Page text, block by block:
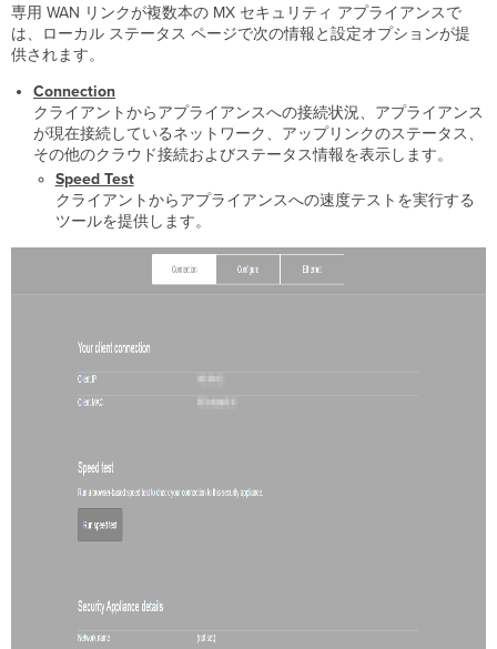
専用 WAN リンクが複数本の MX セキュリティ アプライアンスで
は、ローカル ステータス ページで次の情報と設定オプションが提
供されます。
Connection
クライアントからアプライアンスへの接続状況、アプライアンス
が現在接続しているネットワーク、アップリンクのステータス、
その他のクラウド接続およびステータス情報を表示します。
Speed Test
クライアントからアプライアンスへの速度テストを実行する
ツールを提供します。